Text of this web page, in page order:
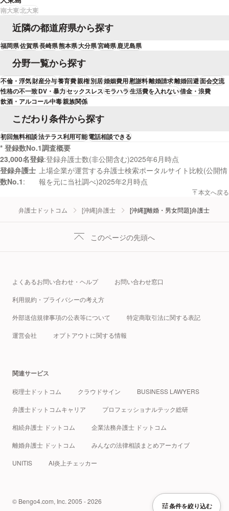
南大東北大東
近隣の都道府県から探す
福岡県佐賀県長崎県熊本県大分県宮崎県鹿児島県
分野一覧から探す
不倫・浮気財産分与養育費親権別居婚姻費用慰謝料離婚請求離婚回避面会交流
性格の不一致DV・暴力セックスレスモラハラ生活費を入れない借金・浪費
飲酒・アルコール中毒親族関係
こだわり条件から探す
初回無料相談法テラス利用可能電話相談できる
* 登録数No.1調査概要
23,000名登録 登録弁護士数(非公開含む)2025年6月時点
登録弁護士
数No.1
上場企業が運営する弁護士検索ポータルサイト比較(公開情
報を元に当社調べ)2025年2月時点
本文へ戻る
条件を絞り込む
弁護士ドットコム [沖縄]弁護士 [沖縄][離婚・男女問題]弁護士
このページの先頭へ
よくあるお問い合わせ・ヘルプ お問い合わせ窓口
利用規約・プライバシーの考え方
外部送信規律事項の公表等について 特定商取引法に関する表記
運営会社 オプトアウトに関する情報
関連サービス
税理士ドットコム クラウドサイン BUSINESS LAWYERS
弁護士ドットコムキャリア プロフェッショナルテック総研
相続弁護士 ドットコム 企業法務弁護士 ドットコム
離婚弁護士 ドットコム みんなの法律相談まとめアーカイブ
UNITIS AI炎上チェッカー
© Bengo4.com, Inc. 2005 - 2026